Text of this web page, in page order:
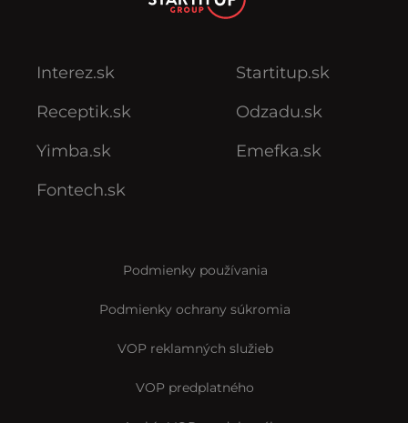
Interez.sk
Receptik.sk
Yimba.sk
Fontech.sk
Startitup.sk
Odzadu.sk
Emefka.sk
Podmienky používania
Podmienky ochrany súkromia
VOP reklamných služieb
VOP predplatného